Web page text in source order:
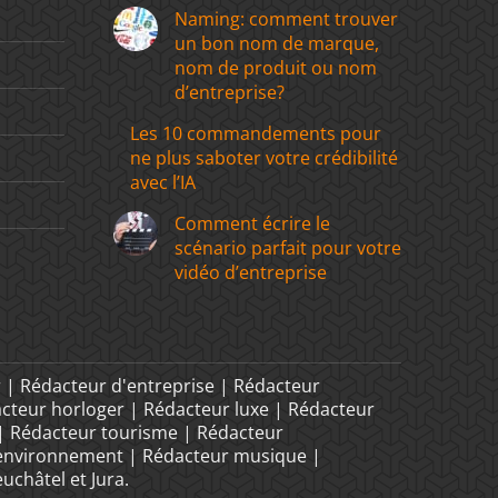
Naming: comment trouver
un bon nom de marque,
nom de produit ou nom
d’entreprise?
Les 10 commandements pour
ne plus saboter votre crédibilité
avec l’IA
Comment écrire le
scénario parfait pour votre
vidéo d’entreprise
Rédacteur d'entreprise | Rédacteur
horloger | Rédacteur luxe | Rédacteur
tourisme | Rédacteur
| Rédacteur musique |
et Jura.